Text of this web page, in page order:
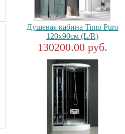
Душевая кабина Timo Puro
120x90см (L/R)
130200.00 руб.